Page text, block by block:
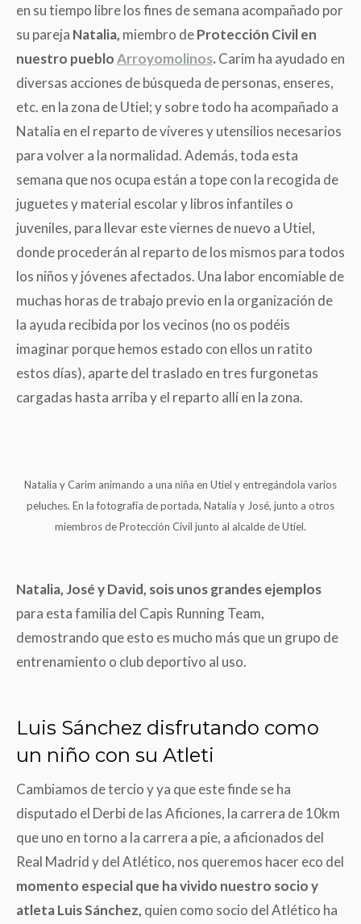
en su tiempo libre los fines de semana acompañado por
su pareja Natalia, miembro deProtección Civil en
nuestro puebloArroyomolinos. Carim ha ayudado en
diversas acciones de búsqueda de personas, enseres,
etc. en la zona de Utiel; y sobre todo ha acompañado a
Natalia en el reparto de víveres y utensilios necesarios
para volver a la normalidad. Además, toda esta
semana que nos ocupa están a tope con la recogida de
juguetes y material escolar y libros infantiles o
juveniles, para llevar este viernes de nuevo a Utiel,
donde procederán al reparto de los mismos para todos
los niños y jóvenes afectados. Una labor encomiable de
muchas horas de trabajo previo en la organización de
la ayuda recibida por los vecinos (no os podéis
imaginar porque hemos estado con ellos un ratito
estos días), aparte del traslado en tres furgonetas
cargadas hasta arriba y el reparto allí en la zona.
Natalia y Carim animando a una niña en Utiel y entregándola varios
peluches. En la fotografía de portada, Natalia y José, junto a otros
miembros de Protección Civil junto al alcalde de Utiel.
Natalia, José y David, sois unos grandes ejemplos
para esta familia del Capis Running Team,
demostrando que esto es mucho más que un grupo de
entrenamiento o club deportivo al uso.
Luis Sánchez disfrutando como
un niño con su Atleti
Cambiamos de tercio y ya que este finde se ha
disputado el Derbi de las Aficiones, la carrera de 10km
que uno en torno a la carrera a pie, a aficionados del
Real Madrid y del Atlético, nos queremos hacer eco del
momento especial que ha vivido nuestro socio y
atleta Luis Sánchez, quien como socio del Atlético ha